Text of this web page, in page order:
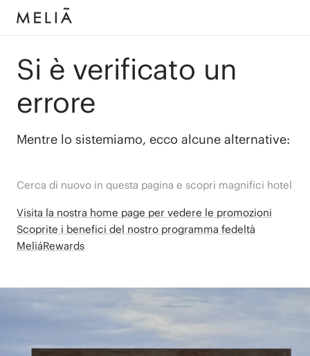
Si è verificato un
errore
Mentre lo sistemiamo, ecco alcune alternative:
Cerca di nuovo in questa pagina e scopri magnifici hotel
Visita la nostra home page per vedere le promozioni
Scoprite i benefici del nostro programma fedeltà
MeliáRewards